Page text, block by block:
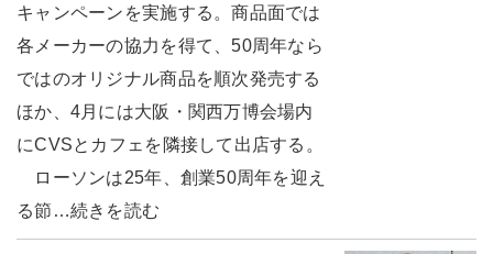
キャンペーンを実施する。商品面では
各メーカーの協力を得て、50周年なら
ではのオリジナル商品を順次発売する
ほか、4月には大阪・関西万博会場内
にCVSとカフェを隣接して出店する。
ローソンは25年、創業50周年を迎え
る節…続きを読む